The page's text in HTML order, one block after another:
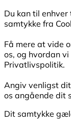
Du kan til
samtykke fra
Få mere at vide
os, og hvordan
Privatlivspolitik.
Angiv venligst
os angående dit
Dit samtykke